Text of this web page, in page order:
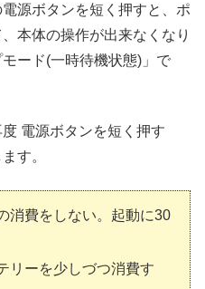
源ボタンを短く押すと、ポ
本体の操作が出来なくなり
ード(一時待機状態)」で
電源ボタンを短く押す
す。
消費をしない。起動に30
リーを少しづつ消費す